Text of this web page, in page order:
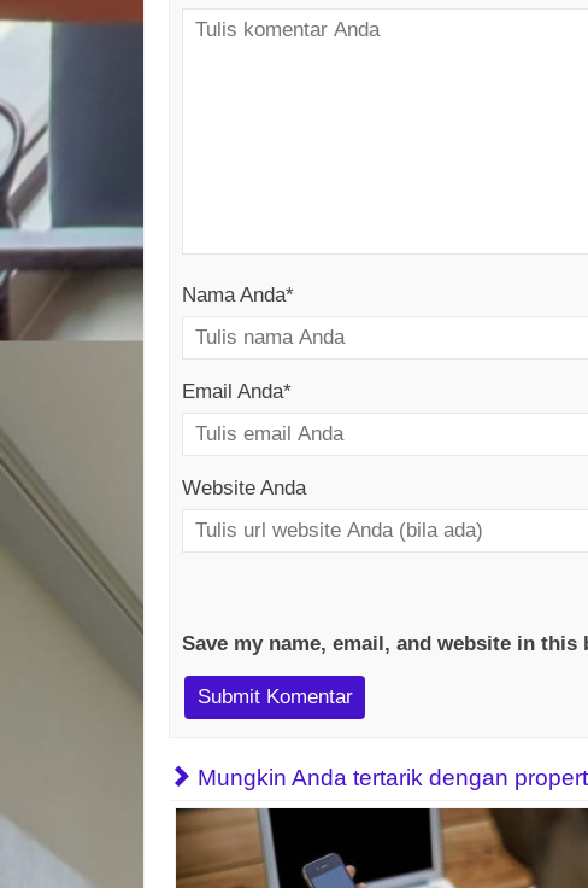
Nama Anda*
Email Anda*
Website Anda
Save my name, email, and website in
Mungkin Anda tertarik dengan